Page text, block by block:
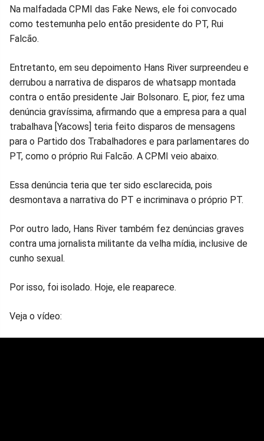
FacebookWhatsappTwitter MessengerTelegramGettr
Na malfadada CPMI das Fake News, ele foi convocado
como testemunha pelo então presidente do PT, Rui
Falcão.
Entretanto, em seu depoimento Hans River surpreendeu e
derrubou a narrativa de disparos de whatsapp montada
contra o então presidente Jair Bolsonaro. E, pior, fez uma
denúncia gravíssima, afirmando que a empresa para a qual
trabalhava [Yacows] teria feito disparos de mensagens
para o Partido dos Trabalhadores e para parlamentares do
PT, como o próprio Rui Falcão. A CPMI veio abaixo.
Essa denúncia teria que ter sido esclarecida, pois
desmontava a narrativa do PT e incriminava o próprio PT.
Por outro lado, Hans River também fez denúncias graves
contra uma jornalista militante da velha mídia, inclusive de
cunho sexual.
Por isso, foi isolado. Hoje, ele reaparece.
Veja o vídeo: